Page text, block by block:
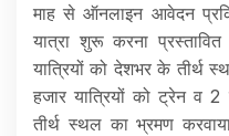
माह से ऑनलाइन आवेदन
यात्रा शुरू करना
यात्रियों को देशभर के तीर्थ
हजार यात्रियों को ट्रेन व 2
तीर्थ स्थल का भ्रमण